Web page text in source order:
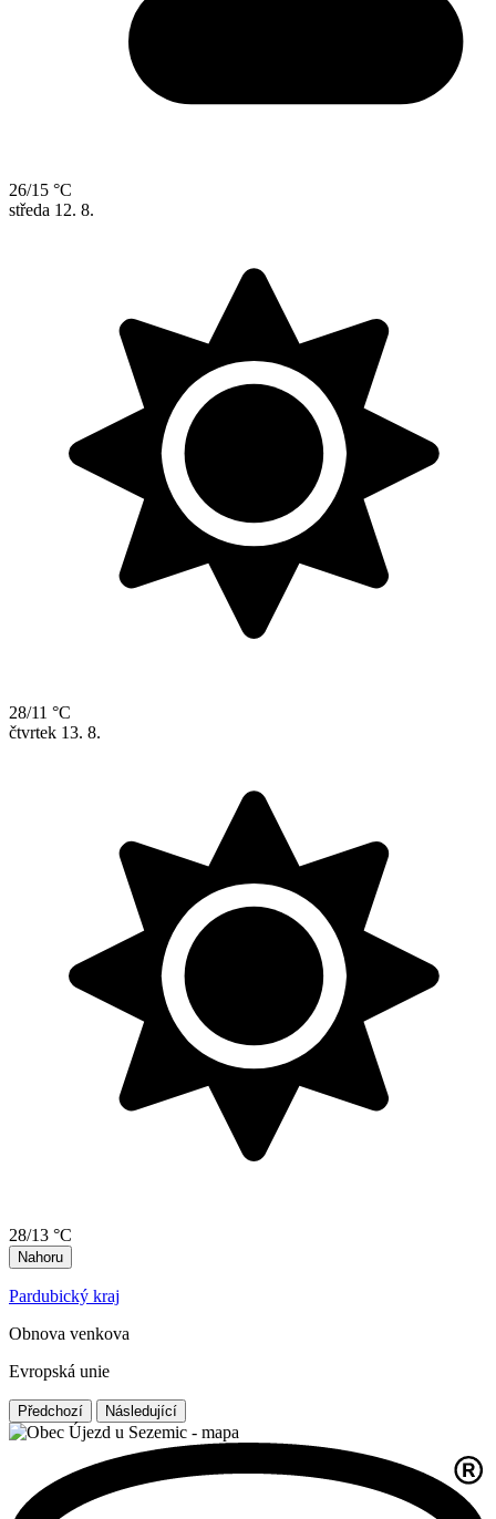
26/15 °C
středa 12. 8.
28/11 °C
čtvrtek 13. 8.
28/13 °C
Nahoru
Pardubický kraj
Obnova venkova
Evropská unie
Předchozí Následující